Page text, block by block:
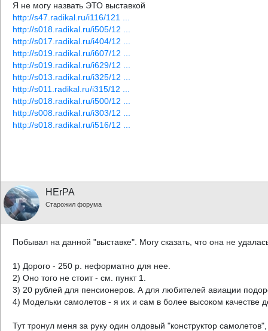
Я не могу назвать ЭТО выставкой
http://s47.radikal.ru/i116/121 ...
http://s018.radikal.ru/i505/12 ...
http://s017.radikal.ru/i404/12 ...
http://s019.radikal.ru/i607/12 ...
http://s019.radikal.ru/i629/12 ...
http://s013.radikal.ru/i325/12 ...
http://s011.radikal.ru/i315/12 ...
http://s018.radikal.ru/i500/12 ...
http://s008.radikal.ru/i303/12 ...
http://s018.radikal.ru/i516/12 ...
HErPA
Старожил форума
Побывал на данной "выставке". Могу сказать, что она не
1) Дорого - 250 р. неформатно для нее.
2) Оно того не стоит - см. пункт 1.
3) 20 рублей для пенсионеров. А для любителей авиации
4) Модельки самолетов - я их и сам в более высоком качестве
Тут тронул меня за руку один олдовый "конструктор